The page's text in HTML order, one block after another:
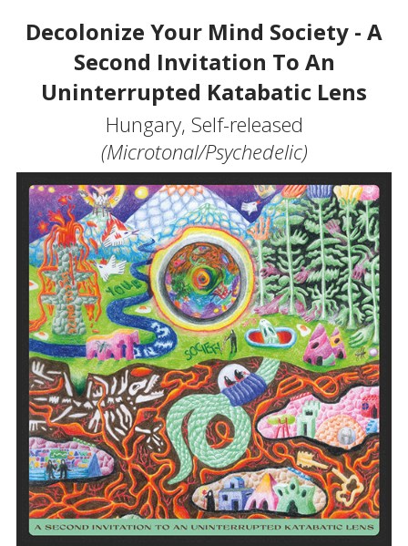
Decolonize Your Mind Society - A
Second Invitation To An
Uninterrupted Katabatic Lens
Hungary, Self-released
(Microtonal/Psychedelic)